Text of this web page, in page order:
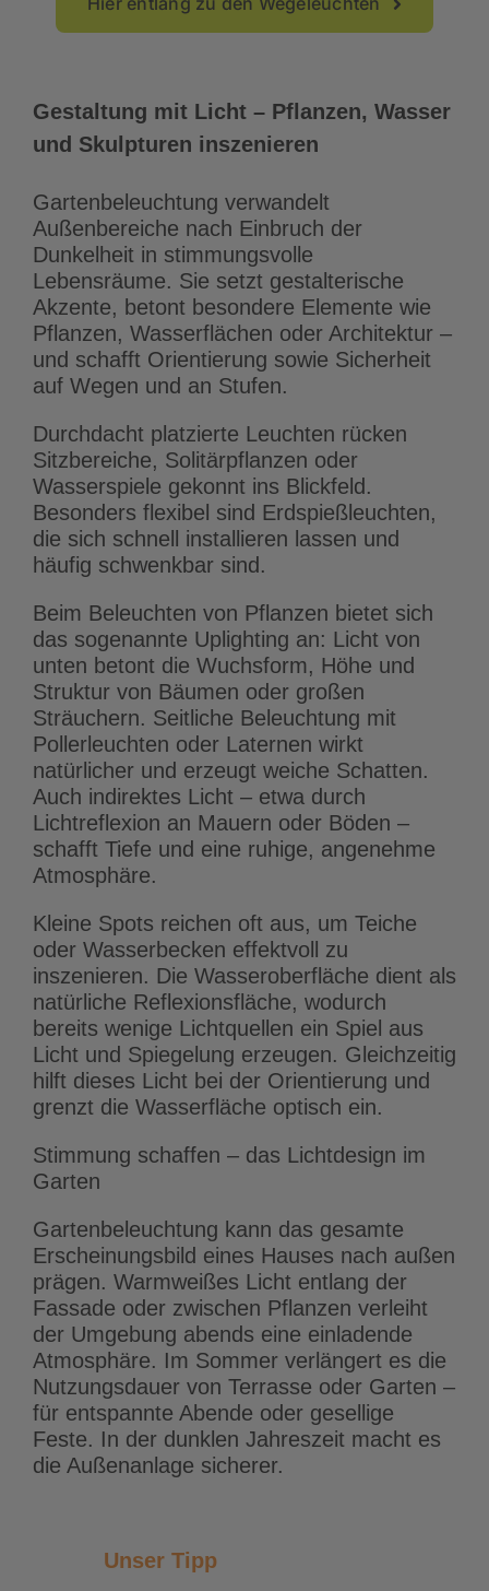
Gestaltung mit Licht – Pflanzen, Wasser
und Skulpturen inszenieren
Gartenbeleuchtung verwandelt
Außenbereiche nach Einbruch der
Dunkelheit in stimmungsvolle
Lebensräume. Sie setzt gestalterische
Akzente, betont besondere Elemente wie
Pflanzen, Wasserflächen oder Architektur –
und schafft Orientierung sowie Sicherheit
auf Wegen und an Stufen.
Durchdacht platzierte Leuchten rücken
Sitzbereiche, Solitärpflanzen oder
Wasserspiele gekonnt ins Blickfeld.
Besonders flexibel sind Erdspießleuchten,
die sich schnell installieren lassen und
häufig schwenkbar sind.
Beim Beleuchten von Pflanzen bietet sich
das sogenannte Uplighting an: Licht von
unten betont die Wuchsform, Höhe und
Struktur von Bäumen oder großen
Sträuchern. Seitliche Beleuchtung mit
Pollerleuchten oder Laternen wirkt
natürlicher und erzeugt weiche Schatten.
Auch indirektes Licht – etwa durch
Lichtreflexion an Mauern oder Böden –
schafft Tiefe und eine ruhige, angenehme
Atmosphäre.
Kleine Spots reichen oft aus, um Teiche
oder Wasserbecken effektvoll zu
inszenieren. Die Wasseroberfläche dient als
natürliche Reflexionsfläche, wodurch
bereits wenige Lichtquellen ein Spiel aus
Licht und Spiegelung erzeugen. Gleichzeitig
hilft dieses Licht bei der Orientierung und
grenzt die Wasserfläche optisch ein.
Stimmung schaffen – das Lichtdesign im
Garten
Gartenbeleuchtung kann das gesamte
Erscheinungsbild eines Hauses nach außen
prägen. Warmweißes Licht entlang der
Fassade oder zwischen Pflanzen verleiht
der Umgebung abends eine einladende
Atmosphäre. Im Sommer verlängert es die
Nutzungsdauer von Terrasse oder Garten –
für entspannte Abende oder gesellige
Feste. In der dunklen Jahreszeit macht es
die Außenanlage sicherer.
Unser Tipp